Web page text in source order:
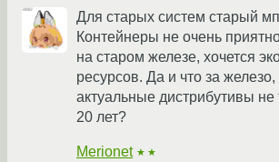
Для старых систем старый
Контейнеры не очень
на старом железе, хочется
ресурсов. Да и что за железо,
актуальные дистрибутивы не
20 лет?
Merionet ★★